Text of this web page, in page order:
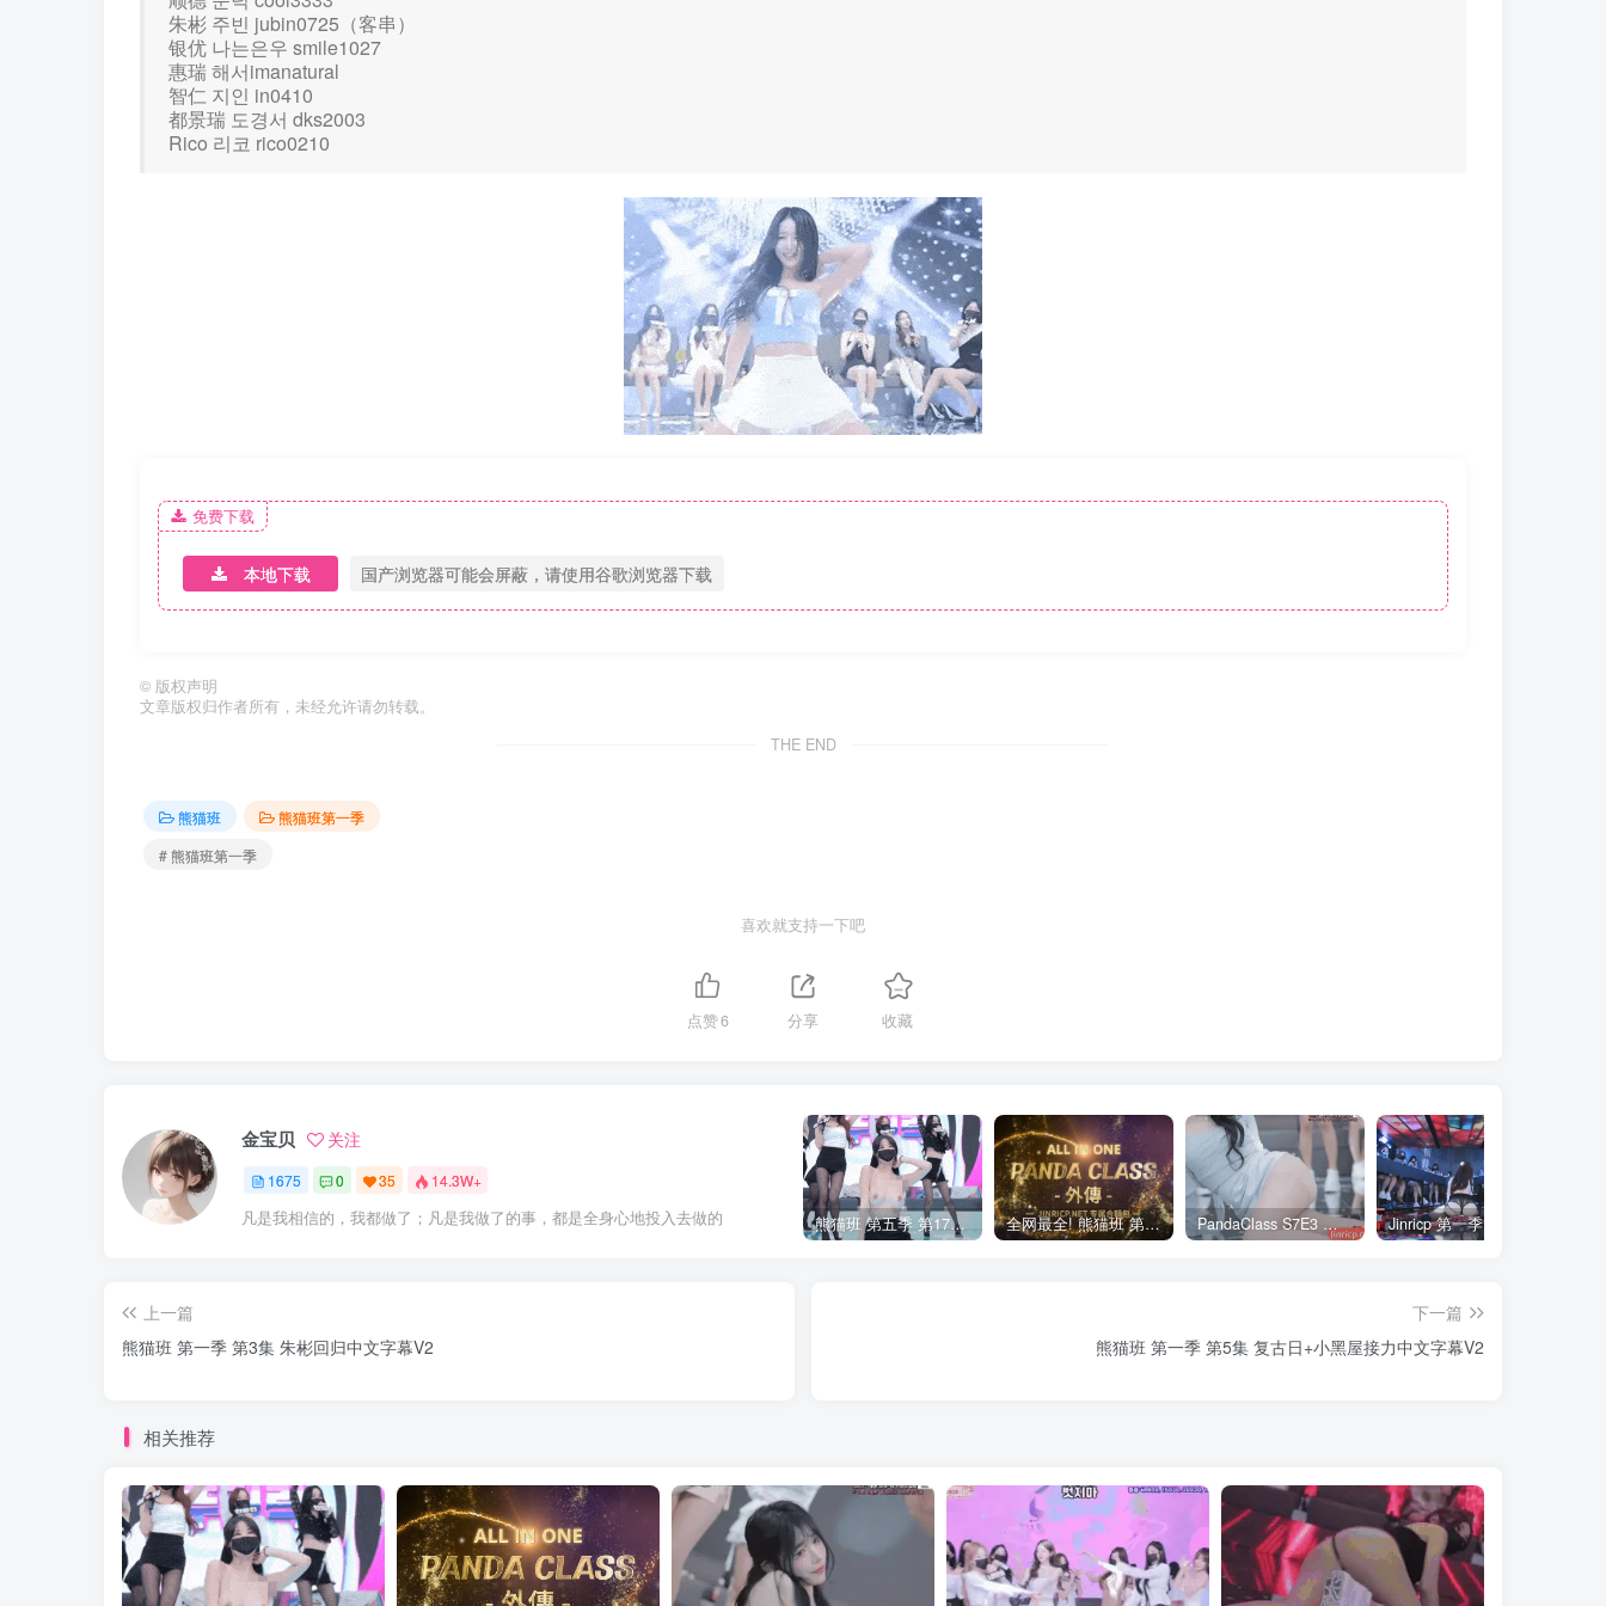
朱彬 주빈 jubin0725（客串）
银优 나는은우 smile1027
惠瑞 해서imanatural
智仁 지인 in0410
都景瑞 도경서 dks2003
Rico 리코 rico0210
免费下载
本地下载 国产浏览器可能会屏蔽，请使用谷歌浏览器下载
© 版权声明
文章版权归作者所有，未经允许请勿转载。
THE END
熊猫班
熊猫班第一季
# 熊猫班第一季
喜欢就支持一下吧
点赞6 分享 收藏
金宝贝 关注
1675 0 35 14.3W+
凡是我相信的，我都做了；凡是我做了的事，都是全身心地投入去做的 熊猫班 第五季 第17期 最终职级赛&完结 全网最全! 熊猫班 第6季 外传 SpinOff 全集 All in one 合集版 中英韩简繁字幕外挂版 PandaClass S7E3 熊猫班 第7季 第3期 二十一点日 中英韩简繁字幕
上一篇
熊猫班 第一季 第3集 朱彬回归中文字幕V2
下一篇
熊猫班 第一季 第5集 复古日+小黑屋接力中文字幕V2
相关推荐